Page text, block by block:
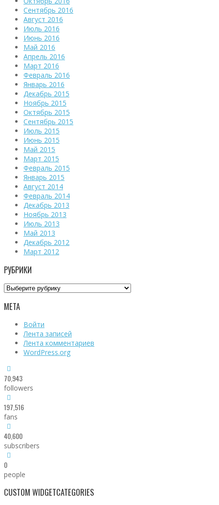
Сентябрь 2016
Август 2016
Июль 2016
Июнь 2016
Май 2016
Апрель 2016
Март 2016
Февраль 2016
Январь 2016
Декабрь 2015
Ноябрь 2015
Октябрь 2015
Сентябрь 2015
Июль 2015
Июнь 2015
Май 2015
Март 2015
Февраль 2015
Январь 2015
Август 2014
Февраль 2014
Декабрь 2013
Ноябрь 2013
Июль 2013
Май 2013
Декабрь 2012
Март 2012
РУБРИКИ
Рубрики
МЕТА
Войти
Лента записей
Лента комментариев
WordPress.org
70,943
followers
197,516
fans
40,600
subscribers
0
people
CUSTOM WIDGETCATEGORIES